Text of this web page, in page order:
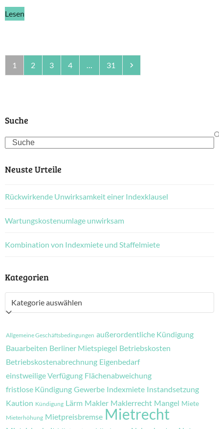
Lesen
Seite
1 Seite
2 Seite
3 Seite
4 … Seite
31 Vorwärts
Suche
Search
Neuste Urteile
Rückwirkende Unwirksamkeit einer Indexklausel
Wartungskostenumlage unwirksam
Kombination von Indexmiete und Staffelmiete
Kategorien
Kategorien
Allgemeine Geschäftsbedingungen außerordentliche Kündigung
Bauarbeiten Berliner Mietspiegel Betriebskosten
Betriebskostenabrechnung Eigenbedarf
einstweilige Verfügung Flächenabweichung
fristlose Kündigung Gewerbe Indexmiete Instandsetzung
Kaution Kündigung Lärm Makler Maklerrecht Mangel Miete
Mieterhöhung Mietpreisbremse Mietrecht